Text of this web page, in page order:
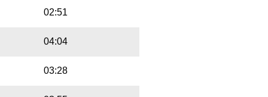
02:51
04:04
03:28